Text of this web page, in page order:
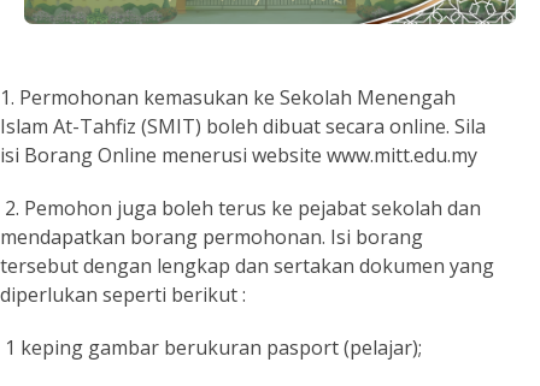
1. Permohonan kemasukan ke Sekolah Menengah
Islam At-Tahfiz (SMIT) boleh dibuat secara online. Sila
isi Borang Online menerusi website www.mitt.edu.my
2. Pemohon juga boleh terus ke pejabat sekolah dan
mendapatkan borang permohonan. Isi borang
tersebut dengan lengkap dan sertakan dokumen yang
diperlukan seperti berikut :
1 keping gambar berukuran pasport (pelajar);